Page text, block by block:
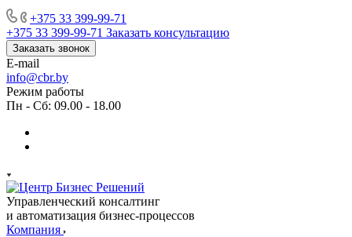
+375 33 399-99-71
+375 33 399-99-71 Заказать консультацию
Заказать звонок
E-mail
info@cbr.by
Режим работы
Пн - Сб: 09.00 - 18.00
Управленческий консалтинг
и автоматизация бизнес-процессов
Компания